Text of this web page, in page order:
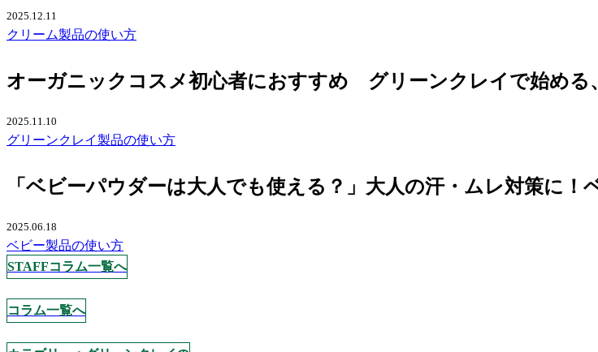
2025.12.11
クリーム製品の使い方
オーガニックコスメ初心者におすすめ グリーンクレイで始める
2025.11.10
グリーンクレイ製品の使い方
「ベビーパウダーは大人でも使える？」大人の汗・ムレ対策に
2025.06.18
ベビー製品の使い方
STAFFコラム一覧へ
コラム一覧へ